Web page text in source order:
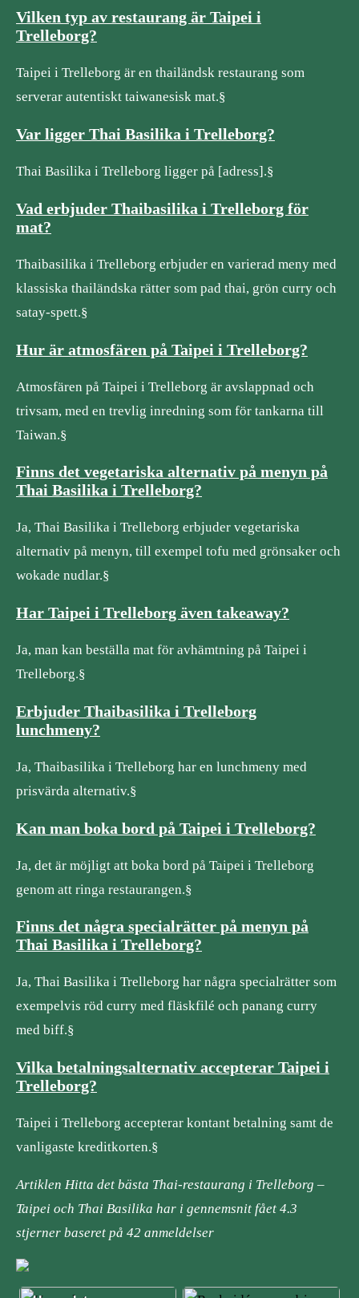
Vilken typ av restaurang är Taipei i
Trelleborg?
Taipei i Trelleborg är en thailändsk restaurang som
serverar autentiskt taiwanesisk mat.§
Var ligger Thai Basilika i Trelleborg?
Thai Basilika i Trelleborg ligger på [adress].§
Vad erbjuder Thaibasilika i Trelleborg för
mat?
Thaibasilika i Trelleborg erbjuder en varierad meny med
klassiska thailändska rätter som pad thai, grön curry och
satay-spett.§
Hur är atmosfären på Taipei i Trelleborg?
Atmosfären på Taipei i Trelleborg är avslappnad och
trivsam, med en trevlig inredning som för tankarna till
Taiwan.§
Finns det vegetariska alternativ på menyn på
Thai Basilika i Trelleborg?
Ja, Thai Basilika i Trelleborg erbjuder vegetariska
alternativ på menyn, till exempel tofu med grönsaker och
wokade nudlar.§
Har Taipei i Trelleborg även takeaway?
Ja, man kan beställa mat för avhämtning på Taipei i
Trelleborg.§
Erbjuder Thaibasilika i Trelleborg
lunchmeny?
Ja, Thaibasilika i Trelleborg har en lunchmeny med
prisvärda alternativ.§
Kan man boka bord på Taipei i Trelleborg?
Ja, det är möjligt att boka bord på Taipei i Trelleborg
genom att ringa restaurangen.§
Finns det några specialrätter på menyn på
Thai Basilika i Trelleborg?
Ja, Thai Basilika i Trelleborg har några specialrätter som
exempelvis röd curry med fläskfilé och panang curry
med biff.§
Vilka betalningsalternativ accepterar Taipei i
Trelleborg?
Taipei i Trelleborg accepterar kontant betalning samt de
vanligaste kreditkorten.§
Artiklen Hitta det bästa Thai-restaurang i Trelleborg –
Taipei och Thai Basilika har i gennemsnit fået 4.3
stjerner baseret på 42 anmeldelser